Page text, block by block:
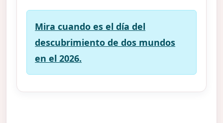
Mira cuando es el día del
descubrimiento de dos mundos
en el 2026.